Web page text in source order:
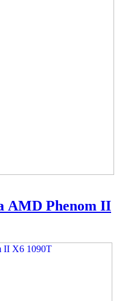
AMD Phenom II